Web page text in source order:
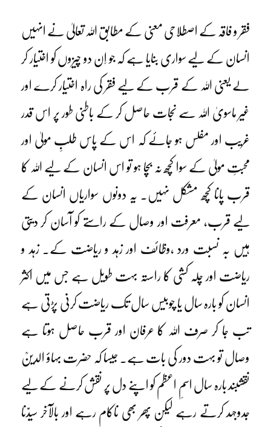
فقر و فاقہ کے اصطلاحی معنی کے مطابق اللہ تعالیٰ نے انہیں
انسان کے لیے سواری بنایا ہے کہ جو اِن دو چیزوں کو اختیار کر
لے یعنی اللہ کے قرب کے لیے فقر کی راہ اختیار کرے اور
غیر ماسویٰ اللہ سے نجات حاصل کر کے باطنی طور پر اس قدر
غریب اور مفلس ہو جائے کہ اس کے پاس طلبِ مولیٰ اور
محبتِ مولیٰ کے سوا کچھ نہ بچا ہو تو اس انسان کے لیے اللہ کا
قرب پانا کچھ مشکل نہیں۔ یہ دونوں سواریاں انسان کے
لیے قرب، معرفت اور وصال کے راستے کو آسان کر دیتی
ہیں بہ نسبت ورد ،وظائف اور زہد و ریاضت کے۔ زہد و
ریاضت اور چلہ کشی کا راستہ بہت طویل ہے جس میں اکثر
انسان کو بارہ سال یا چوبیس سال تک ریاضت کرنی پڑتی ہے
تب جا کر صرف اللہ کا عرفان اور قرب حاصل ہوتا ہے
وصال تو بہت دور کی بات ہے۔ جیسا کہ حضرت بہاؤ الدینؒ
نقشبند بارہ سال اسمِ اعظم کو اپنے دل پر نقش کرنے کے لیے
جدوجہد کرتے رہے لیکن پھر بھی ناکام رہے اور بالآخر سیدّنا